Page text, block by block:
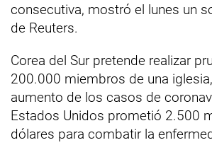
consecutiva, mostró el lunes un
de Reuters.
Corea del Sur pretende realizar
200.000 miembros de una
aumento de los casos de
Estados Unidos prometió 2.500
dólares para combatir la